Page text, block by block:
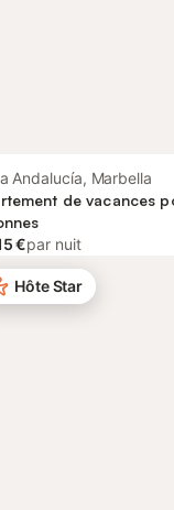
Andalucía, Marbella
de vacances
€par nuit
Hôte Star